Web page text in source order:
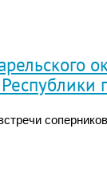
соперников